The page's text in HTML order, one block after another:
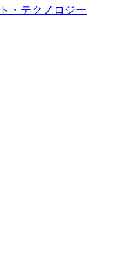
・テクノロジー